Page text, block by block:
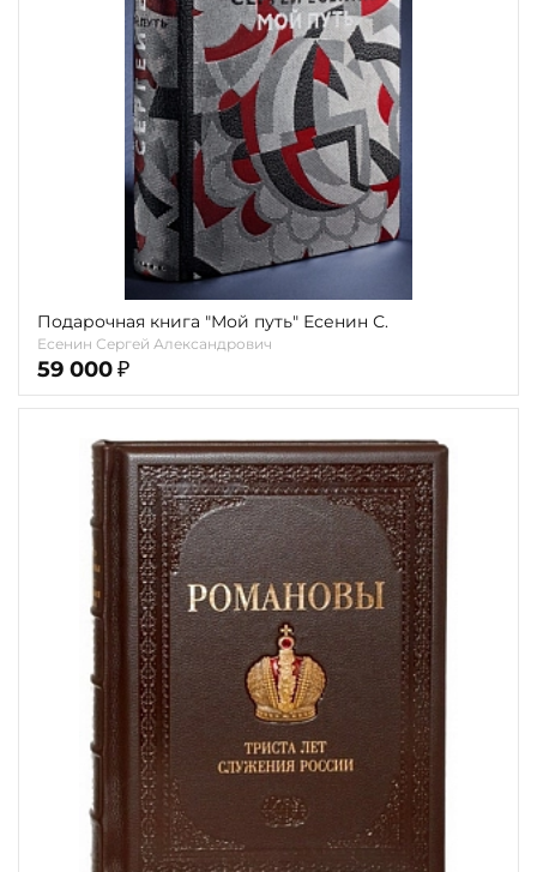
Подарочная книга "Мой путь" Есенин С.
Есенин Сергей Александрович
59 000 ₽